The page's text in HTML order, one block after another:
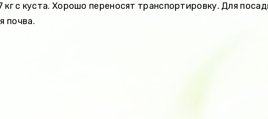
с куста. Хорошо переносят транспортировку. Для
почва.